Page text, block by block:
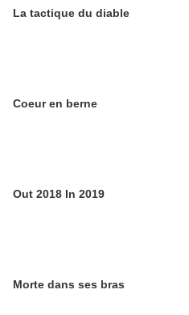
La tactique du diable
Coeur en berne
Out 2018 In 2019
Morte dans ses bras